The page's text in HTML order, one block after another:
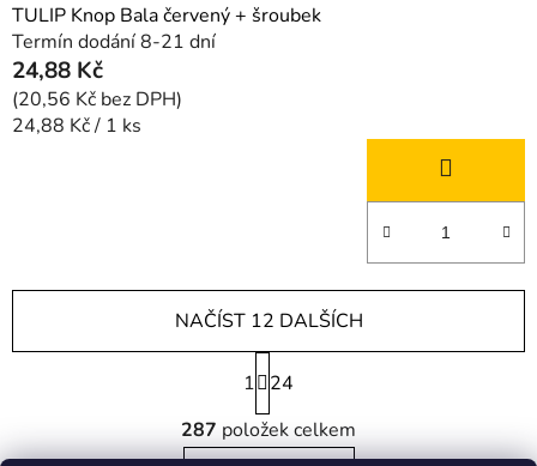
TULIP Knop Bala červený + šroubek
Termín dodání 8-21 dní
24,88 Kč
(20,56 Kč bez DPH)
Měrná
24,88 Kč / 1 ks
O
v
NAČÍST 12 DALŠÍCH
S
t
r
á
n
1
24
287 položek celkem